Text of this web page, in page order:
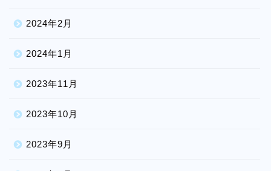
2024年2月
2024年1月
2023年11月
2023年10月
2023年9月